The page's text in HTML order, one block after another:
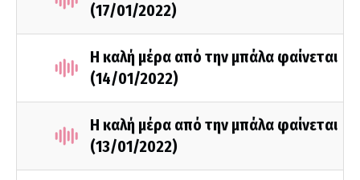
(17/01/2022)
Η καλή μέρα από την μπάλα φαίνεται
(14/01/2022)
Η καλή μέρα από την μπάλα φαίνεται
(13/01/2022)